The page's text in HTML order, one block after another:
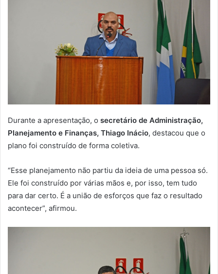
Durante a apresentação, o secretário de Administração,
Planejamento e Finanças, Thiago Inácio, destacou que o
plano foi construído de forma coletiva.
“Esse planejamento não partiu da ideia de uma pessoa só.
Ele foi construído por várias mãos e, por isso, tem tudo
para dar certo. É a união de esforços que faz o resultado
acontecer”, afirmou.